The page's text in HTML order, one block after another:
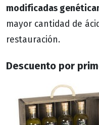
Descuento por
modificadas
mayor cantidad de
restauración.